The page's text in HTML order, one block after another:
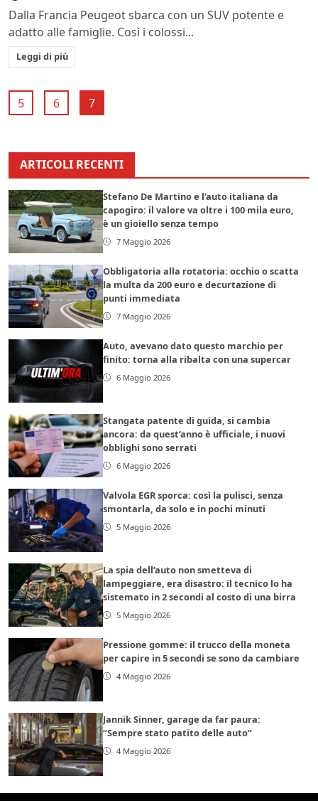
Dalla Francia Peugeot sbarca con un SUV potente e
adatto alle famiglie. Così i colossi...
Leggi di più
5 6 7
ARTICOLI RECENTI
Stefano De Martino e l’auto italiana da
capogiro: il valore va oltre i 100 mila euro,
è un gioiello senza tempo
7 Maggio 2026
Obbligatoria alla rotatoria: occhio o scatta
la multa da 200 euro e decurtazione di
punti immediata
7 Maggio 2026
Auto, avevano dato questo marchio per
finito: torna alla ribalta con una supercar
6 Maggio 2026
Stangata patente di guida, si cambia
ancora: da quest’anno è ufficiale, i nuovi
obblighi sono serrati
6 Maggio 2026
Valvola EGR sporca: così la pulisci, senza
smontarla, da solo e in pochi minuti
5 Maggio 2026
La spia dell’auto non smetteva di
lampeggiare, era disastro: il tecnico lo ha
sistemato in 2 secondi al costo di una birra
5 Maggio 2026
Pressione gomme: il trucco della moneta
per capire in 5 secondi se sono da cambiare
4 Maggio 2026
Jannik Sinner, garage da far paura:
“Sempre stato patito delle auto”
4 Maggio 2026